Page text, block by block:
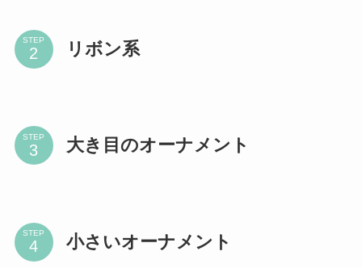
STEP リボン系
STEP 大き目のオーナメント
STEP 小さいオーナメント